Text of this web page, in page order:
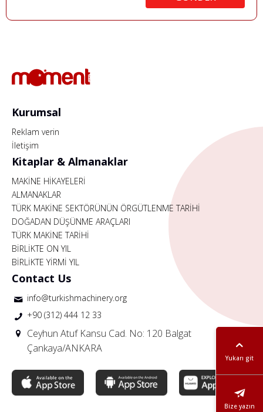
Yukarı git
Bize yazın
Kurumsal
Reklam verin
İletişim
Kitaplar & Almanaklar
MAKİNE HİKAYELERİ
ALMANAKLAR
TÜRK MAKİNE SEKTÖRÜNÜN ÖRGÜTLENME TARİHİ
DOĞADAN DÜŞÜNME ARAÇLARI
TÜRK MAKİNE TARİHİ
BİRLİKTE ON YIL
BİRLİKTE YİRMİ YIL
Contact Us
info@turkishmachinery.org
+90 (312) 444 12 33
Ceyhun Atuf Kansu Cad. No: 120 Balgat
Çankaya/ANKARA